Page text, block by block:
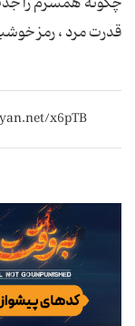
قدرت مرد ، رمز